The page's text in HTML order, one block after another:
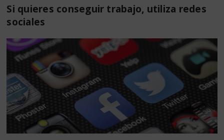
Si quieres conseguir trabajo, utiliza redes
sociales